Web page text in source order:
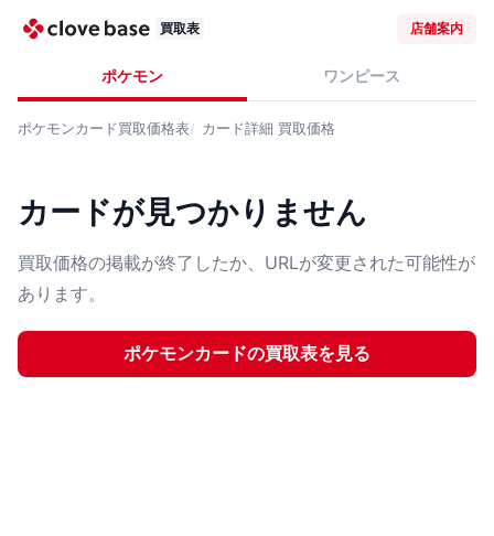
買取表 店舗案内
ポケモン ワンピース
ポケモンカード買取価格表 カード詳細 買取価格
カードが見つかりません
買取価格の掲載が終了したか、URLが変更された可能性が
あります。
ポケモンカードの買取表を見る